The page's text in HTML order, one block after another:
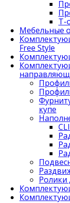
Т-
Мебельные
Free Style
купе
Ролики